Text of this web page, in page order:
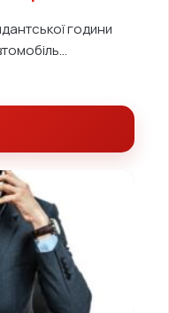
години